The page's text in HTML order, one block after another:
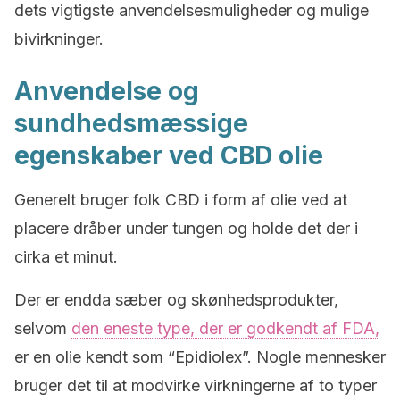
dets vigtigste anvendelsesmuligheder og mulige
bivirkninger.
Anvendelse og
sundhedsmæssige
egenskaber ved CBD olie
Generelt bruger folk CBD i form af olie ved at
placere dråber under tungen og holde det der i
cirka et minut.
Der er endda sæber og skønhedsprodukter,
selvom den eneste type, der er godkendt af FDA,
er en olie kendt som “Epidiolex”. Nogle mennesker
bruger det til at modvirke virkningerne af to typer